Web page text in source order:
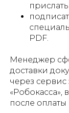
PDF.
Менеджер
доставки
через
после оплаты